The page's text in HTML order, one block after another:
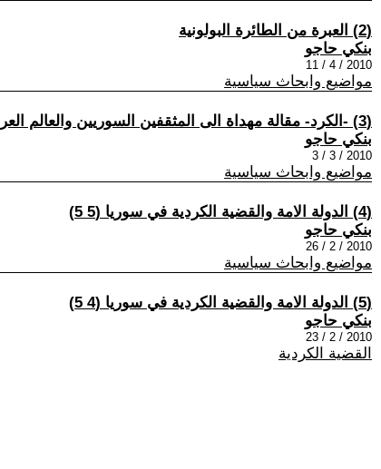
(2) العبرة من الطائرة البولونية
بنكي حاجو
2010 / 4 / 11
مواضيع وابحاث سياسية
(3) -الكرد- مقالة مهداة الى المثقفين السوريين والعالم العربي
بنكي حاجو
2010 / 3 / 3
مواضيع وابحاث سياسية
(4) الدولة الامة والقضية الكردية في سوريا (5 5)
بنكي حاجو
2010 / 2 / 26
مواضيع وابحاث سياسية
(5) الدولة الامة والقضية الكردية في سوريا (4 5)
بنكي حاجو
2010 / 2 / 23
القضية الكردية